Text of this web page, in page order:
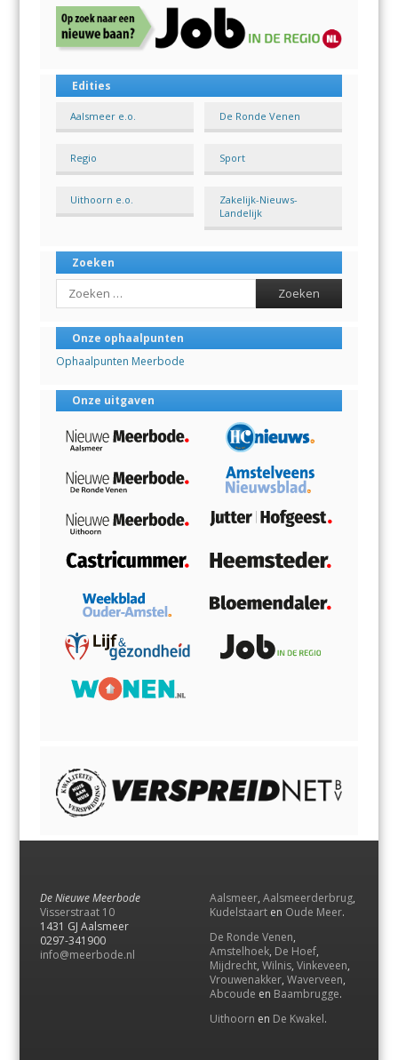
Edities
Aalsmeer e.o. De Ronde Venen
Regio Sport
Uithoorn e.o.
Zakelijk-Nieuws-
Landelijk
Zoeken
Search
Onze ophaalpunten
Ophaalpunten Meerbode
Onze uitgaven
De Nieuwe Meerbode
Visserstraat 10
1431 GJ Aalsmeer
0297-341900
info@meerbode.nl
Aalsmeer, Aalsmeerderbrug,
Kudelstaart en Oude Meer.
De Ronde Venen,
Amstelhoek, De Hoef,
Mijdrecht, Wilnis, Vinkeveen,
Vrouwenakker, Waverveen,
Abcoude en Baambrugge.
Uithoorn en De Kwakel.